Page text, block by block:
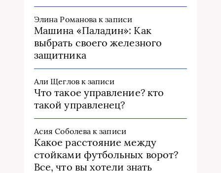
Элина Романова к записи
Машина «Паладин»: Как
выбрать своего железного
защитника
Али Щегловк записи
Что такое управление? кто
такой управленец?
Асия Соболева к записи
Какое расстояние между
стойками футбольных ворот?
Все, что вы хотели знать